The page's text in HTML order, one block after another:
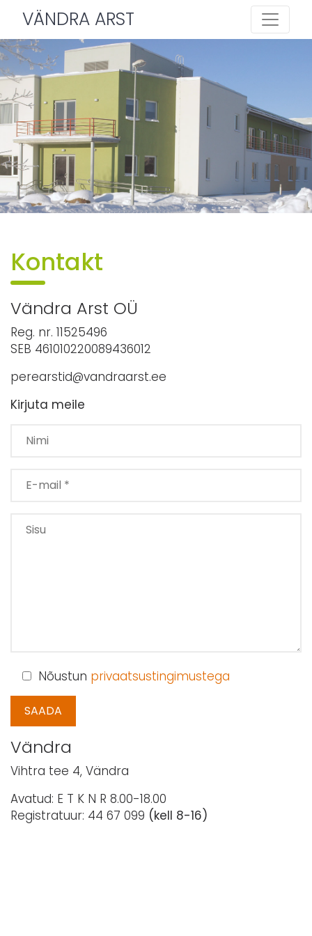
VÄNDRA ARST
Kontakt
Vändra Arst OÜ
Reg. nr. 11525496
SEB 461010220089436012
perearstid@vandraarst.ee
Kirjuta meile
Nõustun privaatsustingimustega
Vändra
Vihtra tee 4, Vändra
Avatud: E T K N R 8.00-18.00
Registratuur: 44 67 099 (kell 8-16)